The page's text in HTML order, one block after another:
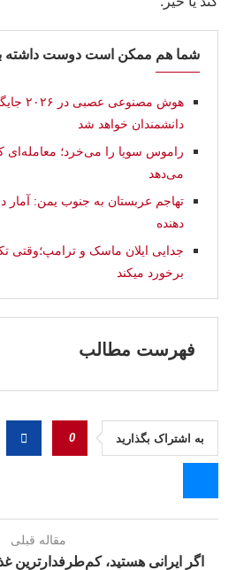
شما هم ممکن است دوست داشته
هوش
دانشمندان خواهد شد
راموس سویا را می‌خرد؛ معامله‌ای که
می‌دهد
تهاجم عربستان به جنوب یمن: آمار
دهنده
جدایی ایلان ماسک و ترامپ؛وقتی
برخورد میکند
فهرست مطالب
به اشتراک بگذارید 0
مقاله قبلی
اگر ایرانی هستید، کم‌طرفدارترین